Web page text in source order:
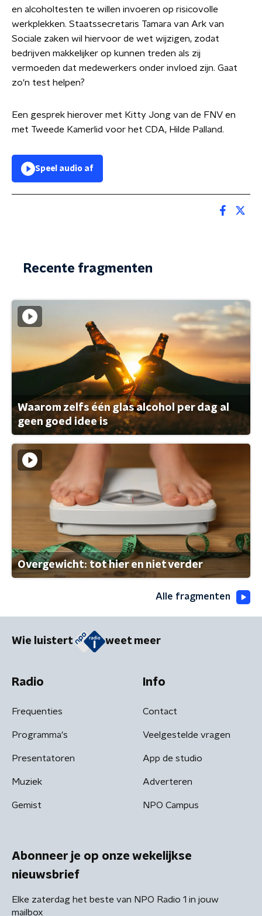
en alcoholtesten te willen invoeren op risicovolle
werkplekken. Staatssecretaris Tamara van Ark van
Sociale zaken wil hiervoor de wet wijzigen, zodat
bedrijven makkelijker op kunnen treden als zij
vermoeden dat medewerkers onder invloed zijn. Gaat
zo'n test helpen?
Een gesprek hierover met Kitty Jong van de FNV en
met Tweede Kamerlid voor het CDA, Hilde Palland.
Speel audio af
Recente fragmenten
Waarom zelfs één glas alcohol per dag al
geen goed idee is
Overgewicht: tot hier en niet verder
Alle fragmenten
Wie luistert weet meer
Radio
Frequenties
Programma's
Presentatoren
Muziek
Gemist
Info
Contact
Veelgestelde vragen
App de studio
Adverteren
NPO Campus
Abonneer je op onze wekelijkse
nieuwsbrief
Elke zaterdag het beste van NPO Radio 1 in jouw
mailbox